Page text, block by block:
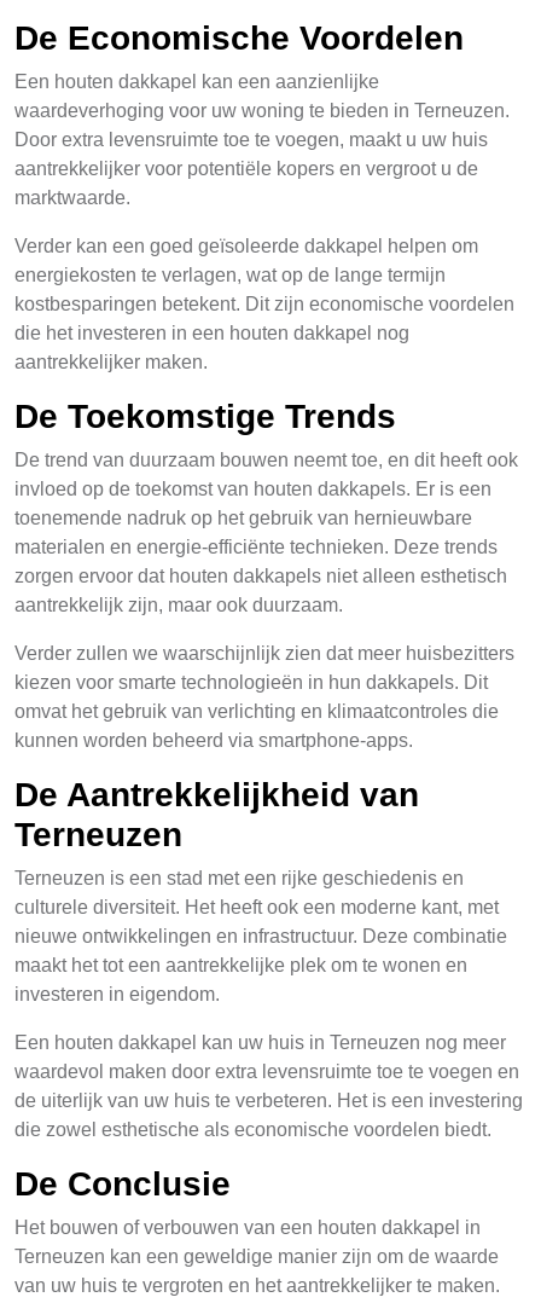
De Economische Voordelen
Een houten dakkapel kan een aanzienlijke
waardeverhoging voor uw woning te bieden in Terneuzen.
Door extra levensruimte toe te voegen, maakt u uw huis
aantrekkelijker voor potentiële kopers en vergroot u de
marktwaarde.
Verder kan een goed geïsoleerde dakkapel helpen om
energiekosten te verlagen, wat op de lange termijn
kostbesparingen betekent. Dit zijn economische voordelen
die het investeren in een houten dakkapel nog
aantrekkelijker maken.
De Toekomstige Trends
De trend van duurzaam bouwen neemt toe, en dit heeft ook
invloed op de toekomst van houten dakkapels. Er is een
toenemende nadruk op het gebruik van hernieuwbare
materialen en energie-efficiënte technieken. Deze trends
zorgen ervoor dat houten dakkapels niet alleen esthetisch
aantrekkelijk zijn, maar ook duurzaam.
Verder zullen we waarschijnlijk zien dat meer huisbezitters
kiezen voor smarte technologieën in hun dakkapels. Dit
omvat het gebruik van verlichting en klimaatcontroles die
kunnen worden beheerd via smartphone-apps.
De Aantrekkelijkheid van
Terneuzen
Terneuzen is een stad met een rijke geschiedenis en
culturele diversiteit. Het heeft ook een moderne kant, met
nieuwe ontwikkelingen en infrastructuur. Deze combinatie
maakt het tot een aantrekkelijke plek om te wonen en
investeren in eigendom.
Een houten dakkapel kan uw huis in Terneuzen nog meer
waardevol maken door extra levensruimte toe te voegen en
de uiterlijk van uw huis te verbeteren. Het is een investering
die zowel esthetische als economische voordelen biedt.
De Conclusie
Het bouwen of verbouwen van een houten dakkapel in
Terneuzen kan een geweldige manier zijn om de waarde
van uw huis te vergroten en het aantrekkelijker te maken.